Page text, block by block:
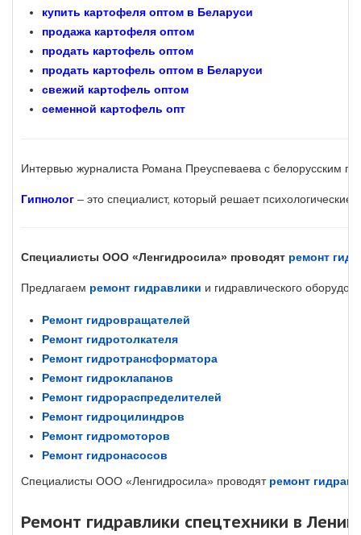
купить картофеля оптом в Беларуси
продажа картофеля оптом
продать картофель оптом
продать картофель оптом в Беларуси
свежий картофель оптом
семенной картофель опт
Интервью журналиста Романа Преуспеваева с белорусским
Гипнолог – это специалист, который решает
Специалисты ООО «Ленгидросила» проводят ремонт
Предлагаем ремонт гидравлики и гидравлического
Ремонт гидровращателей
Ремонт гидротолкателя
Ремонт гидротрансформатора
Ремонт гидроклапанов
Ремонт гидрораспределителей
Ремонт гидроцилиндров
Ремонт гидромоторов
Ремонт гидронасосов
Специалисты ООО «Ленгидросила» проводят ремонт
Ремонт гидравлики спецтехники в